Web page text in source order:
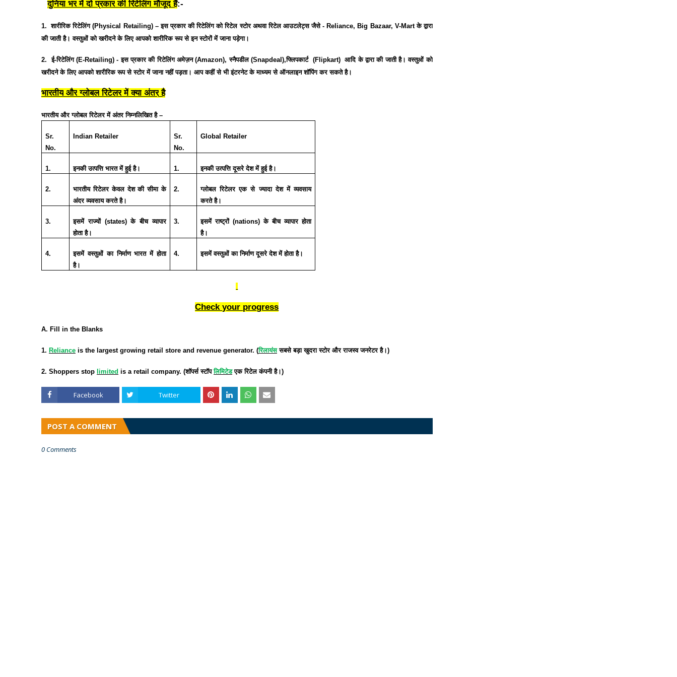
दुनिया भर में दो प्रकार की रिटेलिंग मौजूद हैं:-
1. शारीरिक रिटेलिंग(Physical Retailing) –इस प्रकार की रिटेलिंग को रिटेल स्टोर अथवा रिटेल आउटलेट्स जैसे- Reliance, Big Bazaar, V-Martके द्वारा
की जाती है। वस्तुओं को खरीदने के लिए आपको शारीरिक रूप से इन स्टोरों में जाना पड़ेगा।
2. ई-रिटेलिंग(E-Retailing) -इस प्रकार की रिटेलिंग अमेज़न(Amazon),स्नैपडील(Snapdeal),फ्लिपकार्ट (Flipkart) आदि के द्वारा की जाती है। वस्तुओं को
खरीदने के लिए आपको शारीरिक रूप से स्टोर में जाना नहीं पड़ता। आप कहीं से भी इंटरनेट के माध्यम से ऑनलाइन शॉपिंग कर सकते है।
भारतीय और ग्लोबल रिटेलर में क्या अंतर् है
भारतीय और ग्लोबल रिटेलर में अंतर निम्नलिखित है–
Sr.
No.
Indian Retailer
Sr.
No.
Global Retailer
1. इनकी उत्पत्ति भारत में हुई है। 1. इनकी उत्पत्ति दूसरे देश में हुई है।
2. भारतीय रिटेलर केवल देश की सीमा के
अंदर व्यवसाय करते है।
2. ग्लोबल रिटेलर एक से ज्यादा देश में व्यवसाय
करते है।
3. इसमें राज्यों(states)के बीच व्यापार
होता है।
3. इसमें राष्ट्रों(nations)के बीच व्यापार होता
है।
4. इसमें वस्तुओं का निर्माण भारत में होता
है।
4. इसमें वस्तुओं का निर्माण दूसरे देश में होता है।
Check your progress
A. Fill in the Blanks
1. Reliance is the largest growing retail store and revenue generator. (रिलायंस सबसे बड़ा खुदरा स्टोर और राजस्व जनरेटर है।)
2. Shoppers stop limited is a retail company. (शॉपर्स स्टॉप लिमिटेड एक रिटेल कंपनी है।)
Facebook Twitter
POST A COMMENT
0 Comments